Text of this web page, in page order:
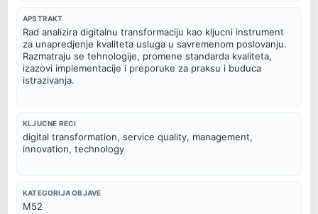
APSTRAKT
Rad analizira digitalnu transformaciju kao kljucni instrument
za unapredjenje kvaliteta usluga u savremenom poslovanju.
Razmatraju se tehnologije, promene standarda kvaliteta,
izazovi implementacije i preporuke za praksu i buduca
istrazivanja.
KLJUCNE RECI
digital transformation, service quality, management,
innovation, technology
KATEGORIJA OBJAVE
M52